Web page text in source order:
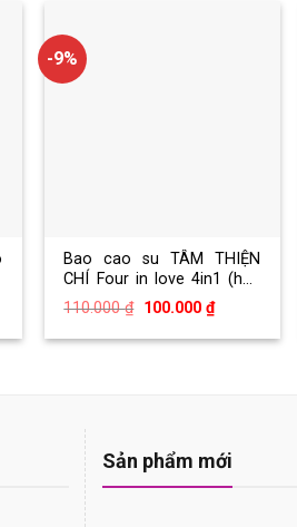
-9%
Bao cao su TÂM THIỆN
CHÍ Four in love 4in1 (hộp
12c)
110.000₫ Giá
là:
100.000 ₫Giá
hiện
tại
Sản phẩm mới